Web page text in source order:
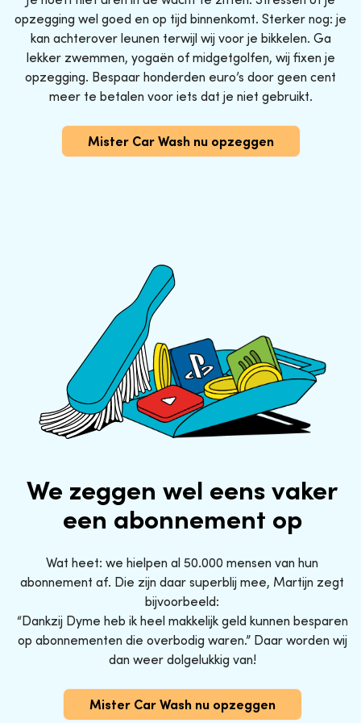
opzegging wel goed en op tijd binnenkomt. Sterker nog: je
kan achterover leunen terwijl wij voor je bikkelen. Ga
lekker zwemmen, yogaën of midgetgolfen, wij fixen je
opzegging. Bespaar honderden euro’s door geen cent
meer te betalen voor iets dat je niet gebruikt.
Mister Car Wash nu opzeggen
We zeggen wel eens vaker
een abonnement op
Wat heet: we hielpen al 50.000 mensen van hun
abonnement af. Die zijn daar superblij mee, Martijn zegt
bijvoorbeeld:
“Dankzij Dyme heb ik heel makkelijk geld kunnen besparen
op abonnementen die overbodig waren.” Daar worden wij
dan weer dolgelukkig van!
Mister Car Wash nu opzeggen